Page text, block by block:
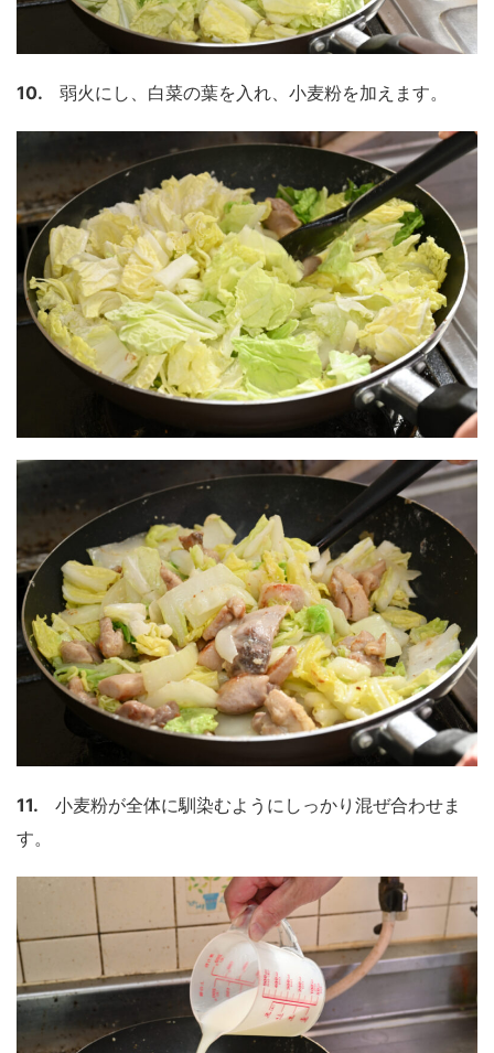
10. 弱火にし、白菜の葉を入れ、小麦粉を加えます。
11. 小麦粉が全体に馴染むようにしっかり混ぜ合わせま
す。